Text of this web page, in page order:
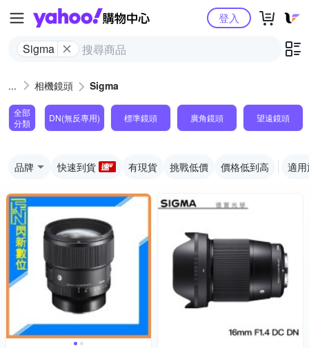
Yahoo購物中心
Sigma
登入
相機鏡頭 Sigma
全部
分類
DN(無反專用) 標準鏡頭 廣角鏡頭 望遠鏡頭
品牌 快速到貨 有現貨 挑戰低價 價格低到高 適